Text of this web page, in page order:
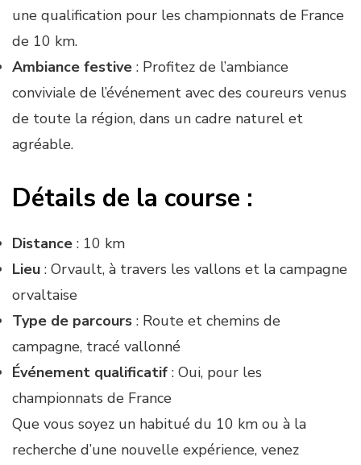
une qualification pour les championnats de France
de 10 km.
Ambiance festive : Profitez de l’ambiance
conviviale de l’événement avec des coureurs venus
de toute la région, dans un cadre naturel et
agréable.
Détails de la course :
Distance : 10 km
Lieu : Orvault, à travers les vallons et la campagne
orvaltaise
Type de parcours : Route et chemins de
campagne, tracé vallonné
Événement qualificatif : Oui, pour les
championnats de France
Que vous soyez un habitué du 10 km ou à la
recherche d’une nouvelle expérience, venez